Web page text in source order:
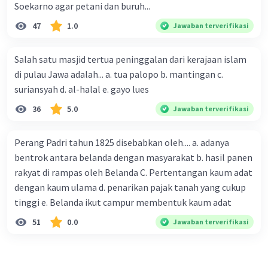
Soekarno agar petani dan buruh...
47 1.0 Jawaban terverifikasi
Salah satu masjid tertua peninggalan dari kerajaan islam
di pulau Jawa adalah... a. tua palopo b. mantingan c.
suriansyah d. al-halal e. gayo lues
36 5.0 Jawaban terverifikasi
Perang Padri tahun 1825 disebabkan oleh.... a. adanya
bentrok antara belanda dengan masyarakat b. hasil panen
rakyat di rampas oleh Belanda C. Pertentangan kaum adat
dengan kaum ulama d. penarikan pajak tanah yang cukup
tinggi e. Belanda ikut campur membentuk kaum adat
51 0.0 Jawaban terverifikasi